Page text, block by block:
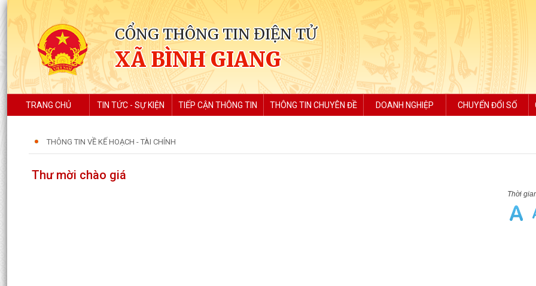
CỔNG THÔNG TIN ĐIỆN TỬ
XÃ BÌNH GIANG
TRANG CHỦ TIN TỨC - SỰ KIỆN TIẾP CẬN THÔNG TIN THÔNG TIN CHUYÊN ĐỀ DOANH NGHIỆP CHUYỂN ĐỔI SỐ
THÔNG TIN VỀ KẾ HOẠCH - TÀI CHÍNH
Thư mời chào giá